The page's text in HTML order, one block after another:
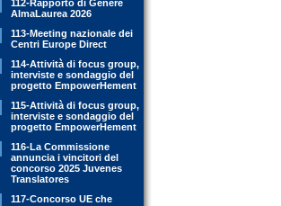
112-Rapporto di Genere
AlmaLaurea 2026
113-Meeting nazionale dei
Centri Europe Direct
114-Attività di focus group,
interviste e sondaggio del
progetto EmpowerHement
115-Attività di focus group,
interviste e sondaggio del
progetto EmpowerHement
116-La Commissione
annuncia i vincitori del
concorso 2025 Juvenes
Translatores
117-Concorso UE che